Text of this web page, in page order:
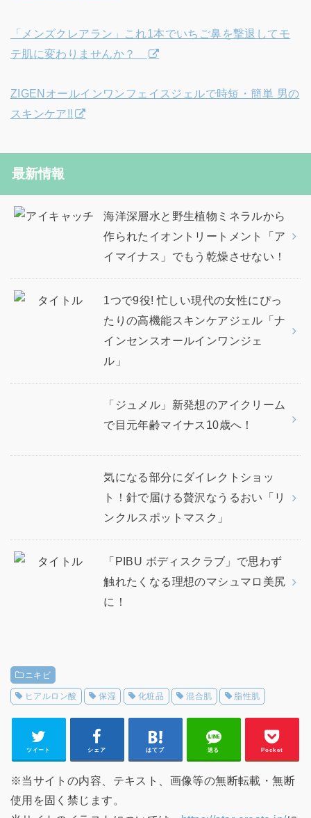
「メンズクレアラン」これ1本でいちご鼻を撃退してモ
テ肌に変わりませんか？
ZIGENオールインワンフェイスジェルで時短・簡単 男の
スキンケア!!
最新情報
海洋深層水と野生植物ミネラルから
作られたイオントリートメント「ア
イマイナス」でもう乾燥させない！
1つで9役! 忙しい現代の女性にぴっ
たりの高機能スキンケアジェル「ナ
インセンスオールインワンジェ
ル」
「ジュメル」新発想のアイクリーム
で目元年齢マイナス10歳へ！
気になる部分にダイレクトショッ
ト！針で届ける贅沢なうるおい「リ
ンクルスポットマスク」
「PIBU ボディスクラブ」で思わず
触れたくなる理想のマシュマロ美尻
に！
ニキビ
ヒアルロン酸 保湿 化粧品 混合肌 脂性肌
ツイート シェア はてブ 送る Pocket
※当サイトの内容、テキスト、画像等の無断転載・無断
使用を固く禁じます。